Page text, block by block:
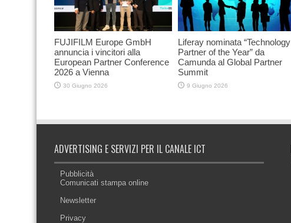
FUJIFILM Europe GmbH
annuncia i vincitori alla
European Partner Conference
2026 a Vienna
30 Giugno 2026
Liferay nominata “Technology
Partner of the Year” da
Camunda al Global Partner
Summit
9 Giugno 2026
ADVERTISING E SERVIZI PER IL CANALE ICT
Pubblicità
Comunicati stampa online
Newsletter
Privacy